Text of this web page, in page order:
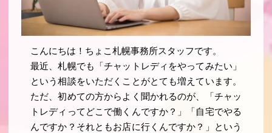
こんにちは！ちょこ札幌事務所スタッフです。
最近、札幌でも「チャットレディをやってみたい」
という相談をいただくことがとても増えています。
ただ、初めての方からよく聞かれるのが、「チャッ
トレディってどこで働くんですか？」「自宅でやる
んですか？それともお店に行くんですか？」という